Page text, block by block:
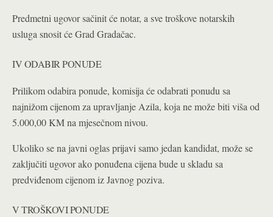
Predmetni ugovor sačinit će notar, a sve troškove notarskih
usluga snosit će Grad Gradačac.
IV ODABIR PONUDE
Prilikom odabira ponude, komisija će odabrati ponudu sa
najnižom cijenom za upravljanje Azila, koja ne može biti viša od
5.000,00 KM na mjesečnom nivou.
Ukoliko se na javni oglas prijavi samo jedan kandidat, može se
zaključiti ugovor ako ponuđena cijena bude u skladu sa
predviđenom cijenom iz Javnog poziva.
V TROŠKOVI PONUDE